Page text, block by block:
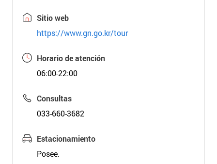
Sitio web
https://www.gn.go.kr/tour
Horario de atención
06:00-22:00
Consultas
033-660-3682
Estacionamiento
Posee.